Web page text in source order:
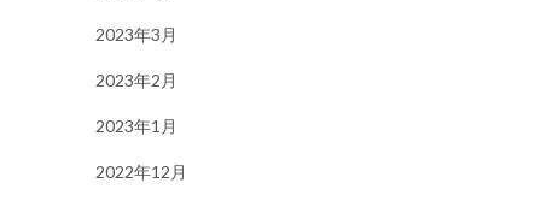
2023年3月
2023年2月
2023年1月
2022年12月